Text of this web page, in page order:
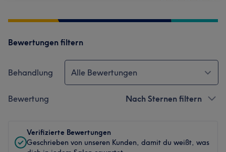
Bewertungen filtern
Behandlung Alle Bewertungen
Bewertung Nach Sternen filtern
Verifizierte Bewertungen
Geschrieben von unseren Kunden, damit du weißt, was